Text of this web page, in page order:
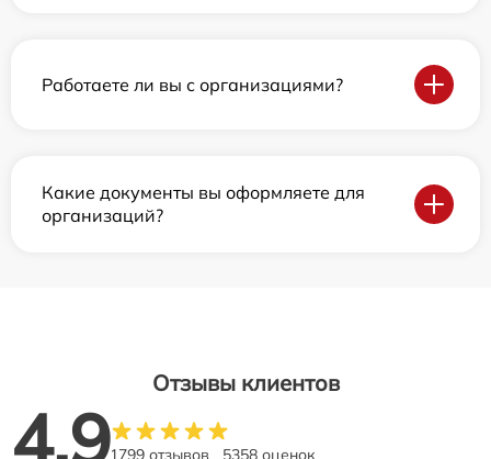
Работаете ли вы с организациями?
Какие документы вы оформляете для
организаций?
Отзывы клиентов
4.91799 отзывов 5358 оценок